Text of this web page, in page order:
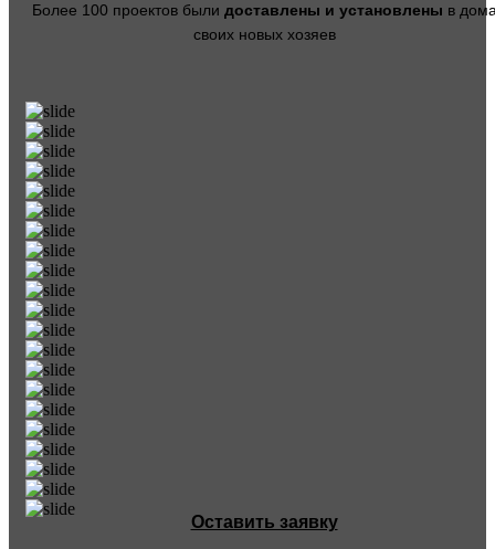
Более 100 проектов были доставлены и установлены в
своих новых хозяев
Оставить заявку